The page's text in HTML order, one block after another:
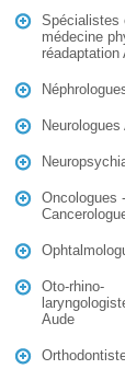
Spécialistes
médecine
réadaptation
Neurologues
Oncologues -
Oto-rhino-
Aude